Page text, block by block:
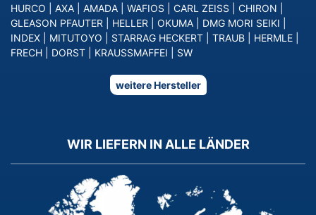
HURCO
AXA AMADA WAFIOS CARL ZEISS CHIRON
GLEASON PFAUTER
HELLER OKUMA DMG MORI SEIKI
INDEX
MITUTOYO STARRAG HECKERT TRAUB HERMLE
FRECH
DORST KRAUSSMAFFEI SW
weitere Hersteller
WIR LIEFERN IN ALLE LÄNDER